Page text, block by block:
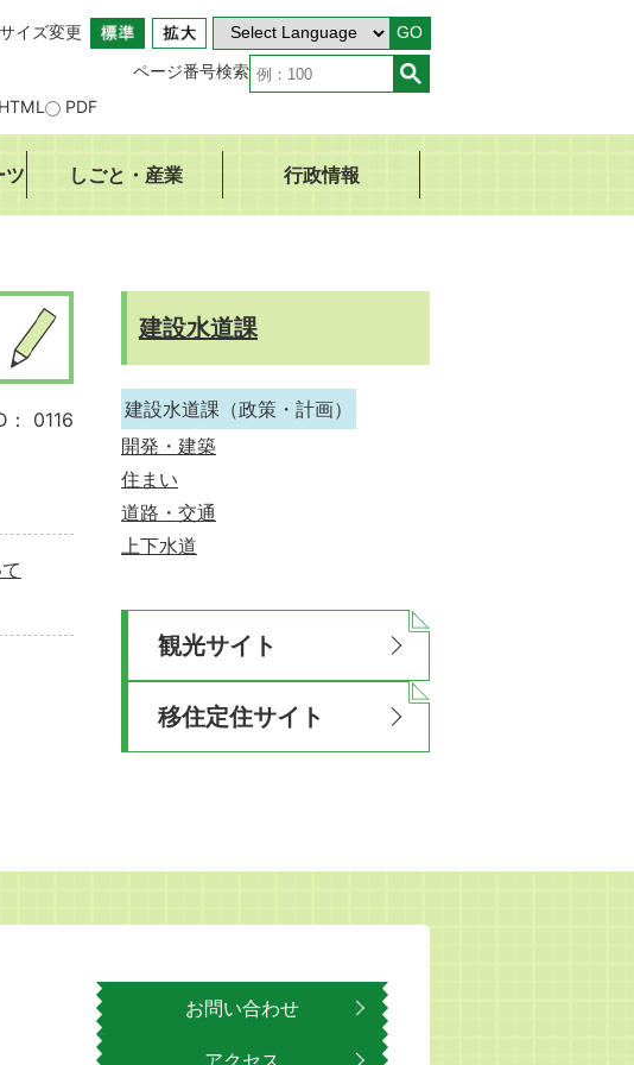
イズ変更 GO
HTML PDF
ページ番号検索
ツ しごと・産業 行政情報
0116
建設水道課
建設水道課（政策・計画）
開発・建築
住まい
道路・交通
上下水道
観光サイト
移住定住サイト
お問い合わせ
アクセス